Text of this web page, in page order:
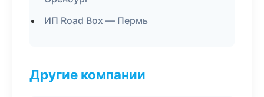
ИП Road Box — Пермь
Другие компании